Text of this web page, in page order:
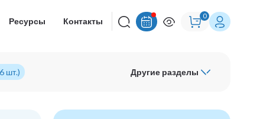
Ресурсы Контакты
0
шт.) Другие разделы